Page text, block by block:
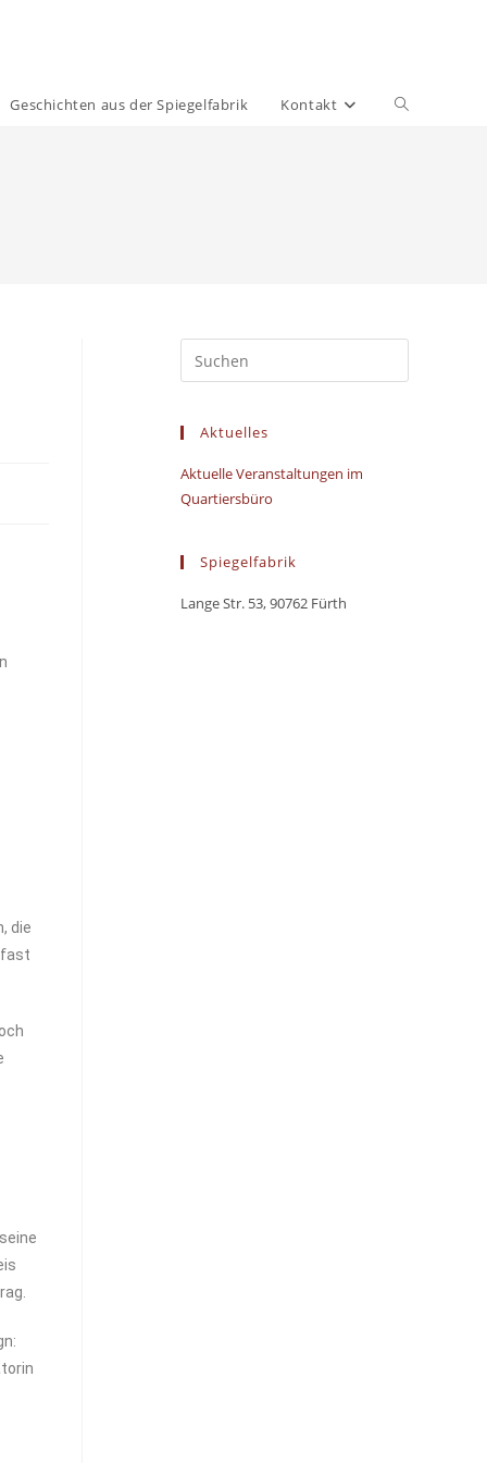
Geschichten aus der Spiegelfabrik Kontakt
die
fast
Aktuelles
Aktuelle Veranstaltungen im
Quartiersbüro
Spiegelfabrik
Lange Str. 53, 90762 Fürth